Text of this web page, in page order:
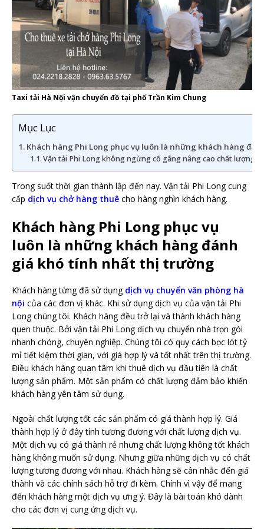
Taxi tải Hà Nội vận chuyển đồ tại phố Trần Kim Chung
Mục Lục
Khách hàng Phi Long phục vụ luôn là những khách hàng
Vận tải Phi Long không ngừng cố gắng nâng cao chất lượng
Trong suốt thời gian thành lập đến nay. Vận tải Phi Long cung
cấp dịch vụ chở hàng thuê cho hàng nghìn khách hàng.
Khách hàng Phi Long phục vụ
luôn là những khách hàng đánh
giá khó tính nhất thị trường
Khách hàng từng đã sử dụng dịch vụ chuyển văn phòng hà
nội của các đơn vị khác. Khi sử dụng dịch vụ của vận tải Phi
Long chúng tôi. Khách hàng đều trở lại và thành khách hàng
quen thuộc. Bởi vận tải Phi Long dịch vụ chuyển nhà trọn gói
nhanh chóng, chuyên nghiệp. Chúng tôi có quy cách bọc lót tỷ
mỉ tiết kiệm thời gian, với giá hợp lý và tốt nhất trên thị trường.
Điều khách hàng quan tâm khi thuê dịch vụ đầu tiên là chất
lượng sản phẩm. Một sản phẩm có chất lượng đảm bảo khiến
khách hàng yên tâm sử dụng.
Ngoài chất lượng tốt các sản phẩm có giá thành hợp lý. Giá
thành hợp lý ở đây tính tương đương với chất lượng dịch vụ.
Một dịch vụ có giá thành rẻ nhưng chất lượng không tốt khách
hàng không muốn sử dụng. Nhưng giữa những dịch vụ có chất
lượng tương đương với nhau. Khách hàng sẽ cân nhắc đến giá
thành và các chính sách hỗ trợ đi kèm. Chính vì vậy để mang
đến khách hàng một dịch vụ ưng ý. Đây là bài toán khó dành
cho các đơn vị cung ứng dịch vụ.